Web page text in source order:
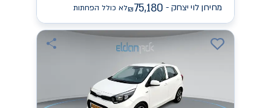
מחירון לוי יצחק - ₪75,180 לא כולל הפחתות